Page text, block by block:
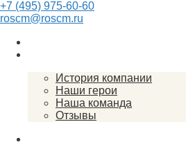
+7 (495) 975-60-60
roscm@roscm.ru
История компании
Наши герои
Наша команда
Отзывы